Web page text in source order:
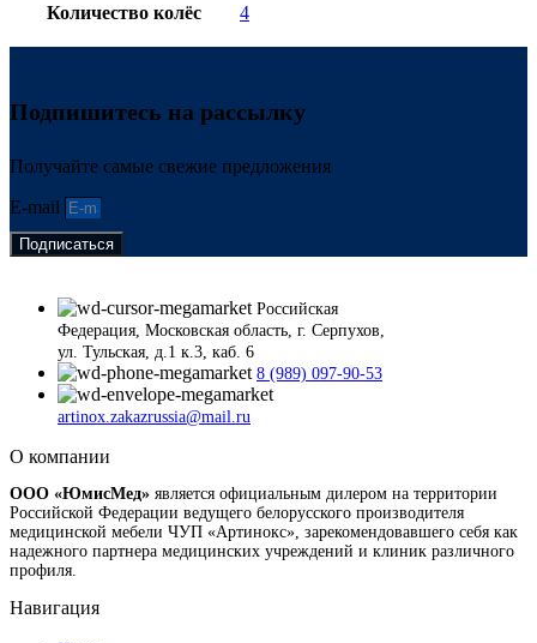
Количество колёс 4
Подпишитесь на рассылку
Получайте самые свежие предложения
E-mail
Подписаться
Российская
Федерация, Московская область, г. Серпухов,
ул. Тульская, д.1 к.3, каб. 6
8 (989) 097-90-53
artinox.zakazrussia@mail.ru
О компании
ООО «ЮмисМед» является официальным дилером на территории
Российской Федерации ведущего белорусского производителя
медицинской мебели ЧУП «Артинокс», зарекомендовавшего себя как
надежного партнера медицинских учреждений и клиник различного
профиля.
Навигация